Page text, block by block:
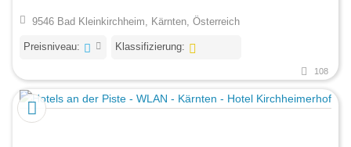
9546 Bad Kleinkirchheim, Kärnten, Österreich
Preisniveau: Klassifizierung:
108